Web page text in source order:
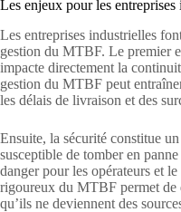
Les enjeux pour les entreprises
Les entreprises industrielles
gestion du MTBF. Le premier
impacte directement la
gestion du MTBF peut
les délais de livraison et des
Ensuite, la sécurité constitue
susceptible de tomber en
danger pour les opérateurs et
rigoureux du MTBF permet de
qu’ils ne deviennent des